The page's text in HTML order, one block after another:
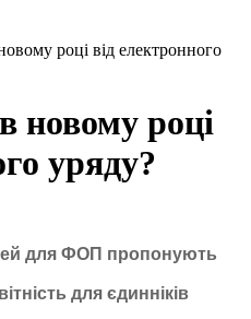
році від електронного
новому році
уряду?
для ФОП пропонують
для єдинніків